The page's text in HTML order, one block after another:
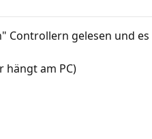
Controllern gelesen und
hängt am PC)